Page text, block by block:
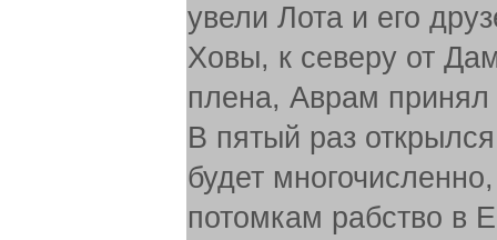
увели Лота и его
Ховы, к северу от
плена, Аврам принял
В пятый раз
будет
потомкам рабство в